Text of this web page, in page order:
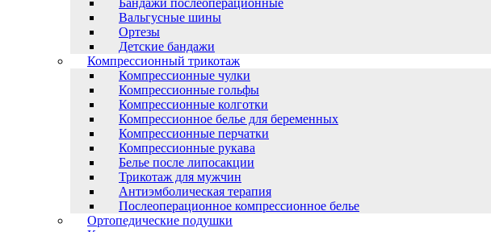
Бандажи послеоперационные
Вальгусные шины
Ортезы
Детские бандажи
Компрессионный трикотаж
Компрессионные чулки
Компрессионные гольфы
Компрессионные колготки
Компрессионное белье для беременных
Компрессионные перчатки
Компрессионные рукава
Белье после липосакции
Трикотаж для мужчин
Антиэмболическая терапия
Послеоперационное компрессионное белье
Ортопедические подушки